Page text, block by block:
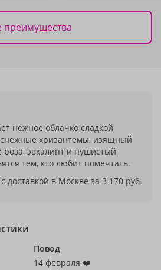
преимущества
нежное облачко сладкой
хризантемы, изящный
роза, эвкалипт и пушистый
тем, кто любит помечтать.
доставкой в Москве за 3 170 руб.
Повод
14 февраля ❤️